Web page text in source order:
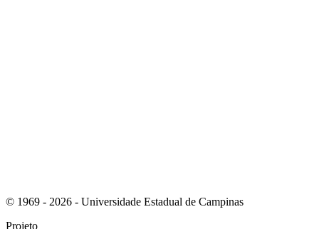
© 1969 - 2026 - Universidade Estadual de Campinas
Projeto